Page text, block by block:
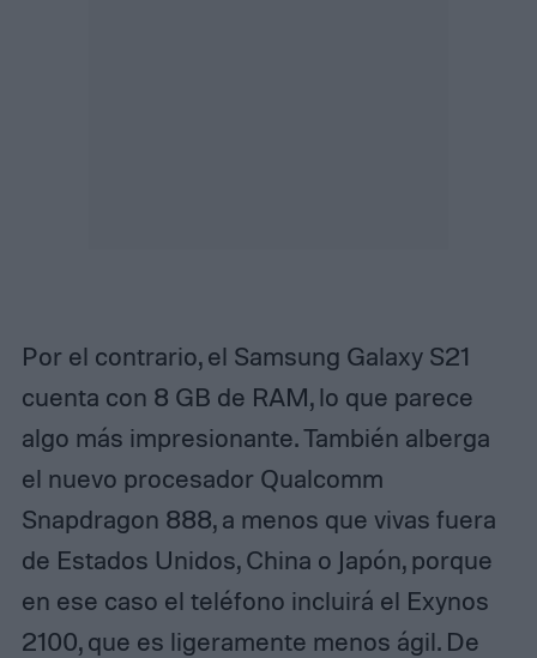
Por el contrario, el Samsung Galaxy S21
cuenta con 8 GB de RAM, lo que parece
algo más impresionante. También alberga
el nuevo procesador Qualcomm
Snapdragon 888, a menos que vivas fuera
de Estados Unidos, China o Japón, porque
en ese caso el teléfono incluirá el Exynos
2100, que es ligeramente menos ágil. De